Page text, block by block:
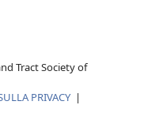
Tract Society of
PRIVACY |